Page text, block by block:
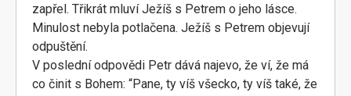
zapřel. Třikrát mluví Ježíš s Petrem o jeho lásce.
Minulost nebyla potlačena. Ježíš s Petrem objevují
odpuštění.
V poslední odpovědi Petr dává najevo, že ví, že má
co činit s Bohem: “Pane, ty víš všecko, ty víš také, že